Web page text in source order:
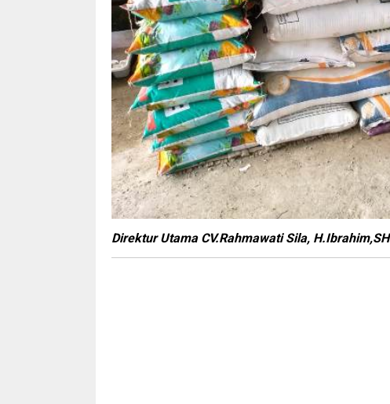
Direktur Utama CV.Rahmawati Sila, H.Ibrahim,SH